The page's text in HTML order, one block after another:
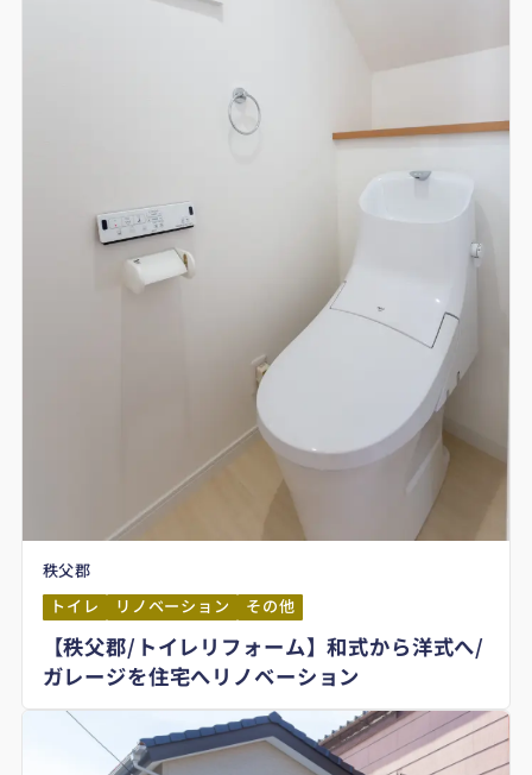
秩父郡
トイレ
リノベーション その他
【秩父郡/トイレリフォーム】和式から洋式へ/
ガレージを住宅へリノベーション